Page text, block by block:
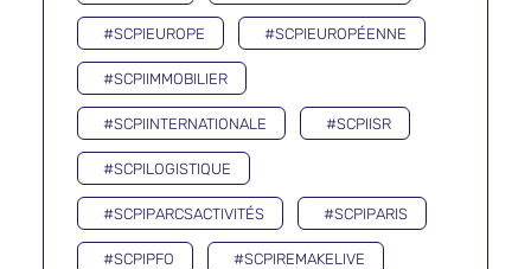
#SCPIEUROPE #SCPIEUROPÉENNE
#SCPIIMMOBILIER
#SCPIINTERNATIONALE #SCPIISR
#SCPILOGISTIQUE
#SCPIPARCSACTIVITÉS #SCPIPARIS
#SCPIPFO #SCPIREMAKELIVE